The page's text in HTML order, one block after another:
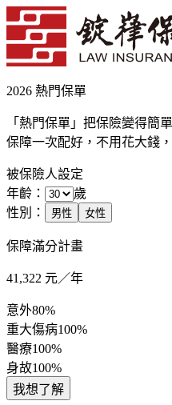
2026 熱門保單
「熱門保單」把保險變得簡
保障一次配好，不用花大錢
被保險人設定
年齡：
歲
性別：
男性 女性
保障滿分計畫
41,322 元／年
意外80%
重大傷病100%
醫療100%
身故100%
我想了解